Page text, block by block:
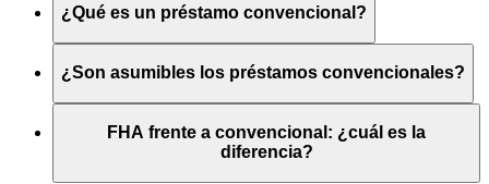
¿Qué es un préstamo convencional?
¿Son asumibles los préstamos convencionales?
FHA frente a convencional: ¿cuál es la
diferencia?